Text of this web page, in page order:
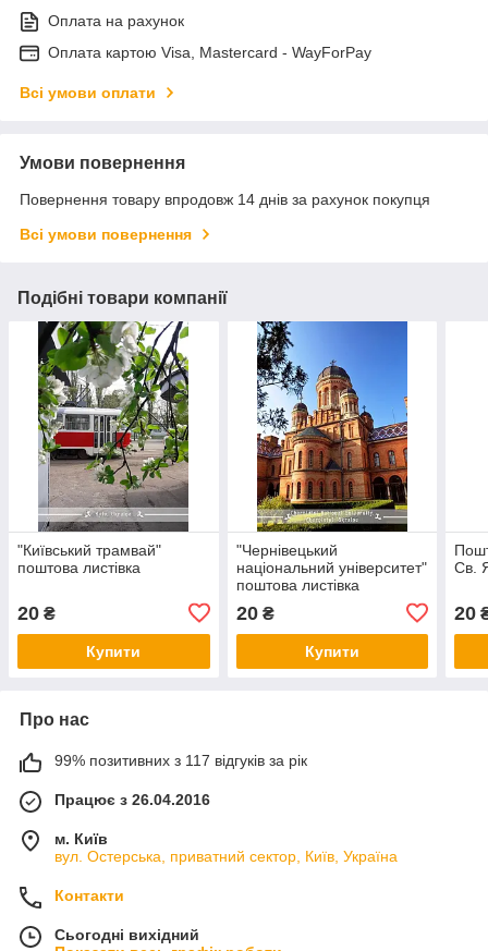
Оплата на рахунок
Оплата картою Visa, Mastercard - WayForPay
Всі умови оплати
Умови повернення
Повернення товару впродовж 14 днів за рахунок покупця
Всі умови повернення
Подібні товари компанії
"Київський трамвай"
поштова листівка
20 ₴
Купити
"Чернівецький
національний університет"
поштова листівка
20₴
Купити
Св.
20
Про нас
99% позитивних з 117 відгуків за рік
Працює з 26.04.2016
м. Київ
вул. Остерська, приватний сектор, Київ, Україна
Контакти
Сьогодні вихідний